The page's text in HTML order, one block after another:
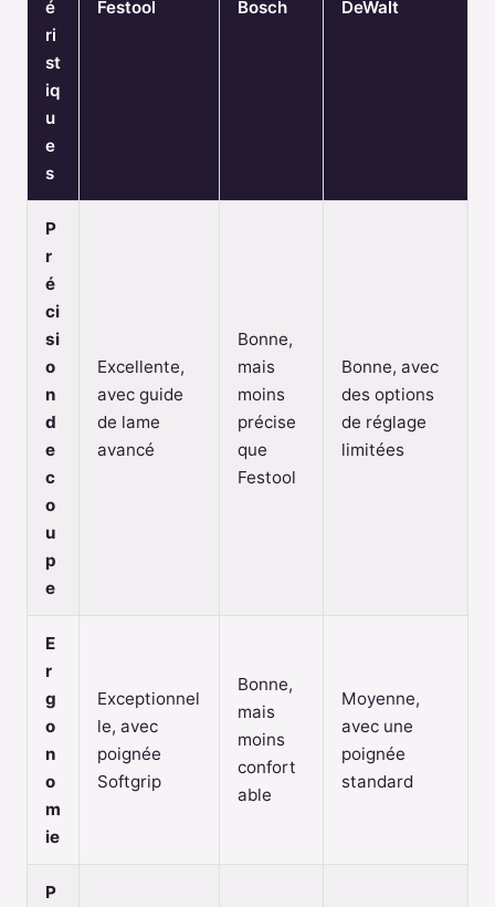
é
ri
st
iq
u
e
s
Festool Bosch DeWalt
P
r
é
ci
si
o
n
d
e
c
o
u
p
e
Excellente,
avec guide
de lame
avancé
Bonne,
mais
moins
précise
que
Festool
Bonne, avec
des options
de réglage
limitées
E
r
g
o
n
o
m
ie
Exceptionnel
le, avec
poignée
Softgrip
Bonne,
mais
moins
confort
able
Moyenne,
avec une
poignée
standard
P